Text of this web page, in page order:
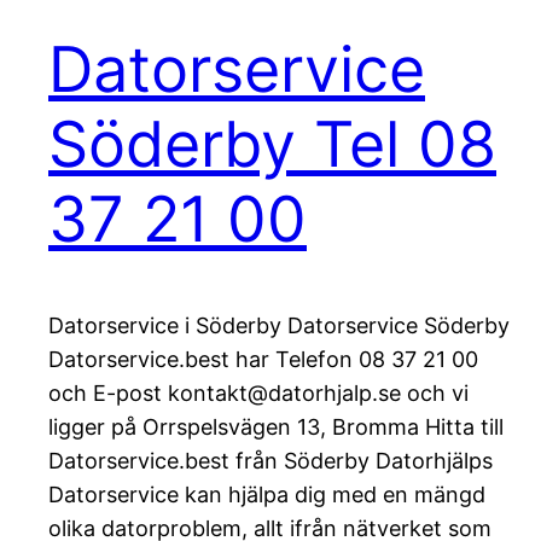
Datorservice
Söderby Tel 08
37 21 00
Datorservice i Söderby Datorservice Söderby
Datorservice.best har Telefon 08 37 21 00
och E-post kontakt@datorhjalp.se och vi
ligger på Orrspelsvägen 13, Bromma Hitta till
Datorservice.best från Söderby Datorhjälps
Datorservice kan hjälpa dig med en mängd
olika datorproblem, allt ifrån nätverket som